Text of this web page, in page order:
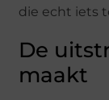
die echt iets
De
maakt